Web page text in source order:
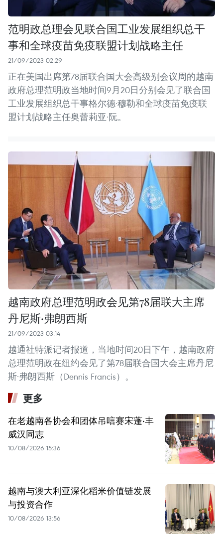
范明政总理会见联合国工业发展组织总干
事和全球疫苗免疫联盟计划战略主任
21/09/2023 02:29
正在美国出席第78届联合国大会高级别会议周的越南
政府总理范明政当地时间9月20日分别会见了联合国
工业发展组织总干事格尔德·穆勒和全球疫苗免疫联
盟计划战略主任奥蕾莉亚·阮。
越南政府总理范明政会见第78届联大主席
丹尼斯·弗朗西斯
21/09/2023 03:14
越通社特派记者报道，当地时间20日下午，越南政府
总理范明政在纽约会见了第78届联合国大会主席丹尼
斯·弗朗西斯（Dennis Francis）。
更多
在老越南各协会和团体吊唁赛宋蓬·丰
威汉同志
10/08/2026 15:36
越南与澳大利亚深化稻米价值链发展
与投资合作
10/08/2026 13:56